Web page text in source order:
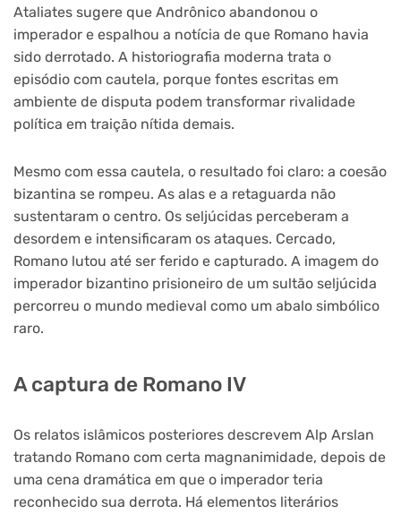
Ataliates sugere que Andrônico abandonou o
imperador e espalhou a notícia de que Romano havia
sido derrotado. A historiografia moderna trata o
episódio com cautela, porque fontes escritas em
ambiente de disputa podem transformar rivalidade
política em traição nítida demais.
Mesmo com essa cautela, o resultado foi claro: a coesão
bizantina se rompeu. As alas e a retaguarda não
sustentaram o centro. Os seljúcidas perceberam a
desordem e intensificaram os ataques. Cercado,
Romano lutou até ser ferido e capturado. A imagem do
imperador bizantino prisioneiro de um sultão seljúcida
percorreu o mundo medieval como um abalo simbólico
raro.
A captura de Romano IV
Os relatos islâmicos posteriores descrevem Alp Arslan
tratando Romano com certa magnanimidade, depois de
uma cena dramática em que o imperador teria
reconhecido sua derrota. Há elementos literários